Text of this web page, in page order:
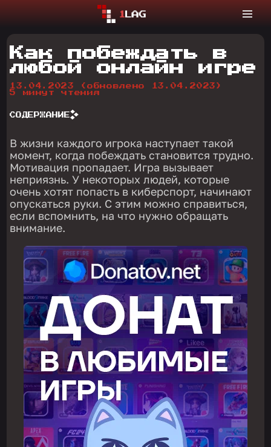
Как побеждать в
любой онлайн игре
13.04.2023
(обновлено 13.04.2023)
5 минут чтения
СОДЕРЖАНИЕ
В жизни каждого игрока наступает такой
момент, когда побеждать становится трудно.
Мотивация пропадает. Игра вызывает
неприязнь. У некоторых людей, которые
очень хотят попасть в киберспорт, начинают
опускаться руки. С этим можно справиться,
если вспомнить, на что нужно обращать
внимание.